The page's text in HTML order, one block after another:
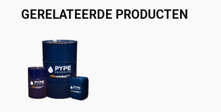
GERELATEERDE PRODUCTEN